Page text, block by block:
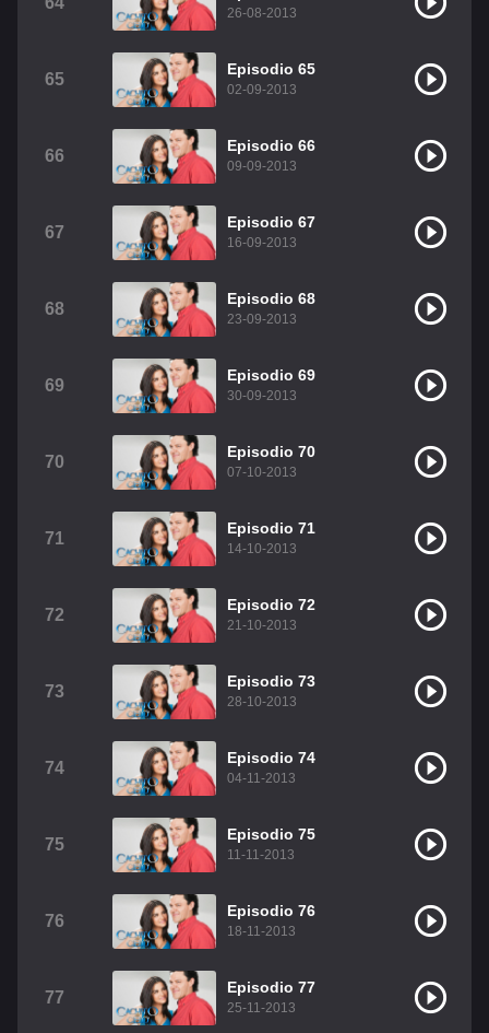
26-08-2013
65
Episodio 65
02-09-2013
66
Episodio 66
09-09-2013
67
Episodio 67
16-09-2013
68
Episodio 68
23-09-2013
69
Episodio 69
30-09-2013
70
Episodio 70
07-10-2013
71
Episodio 71
14-10-2013
72
Episodio 72
21-10-2013
73
Episodio 73
28-10-2013
74
Episodio 74
04-11-2013
75
Episodio 75
11-11-2013
76
Episodio 76
18-11-2013
77
Episodio 77
25-11-2013